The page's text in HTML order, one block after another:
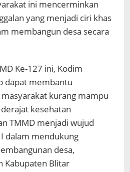
ini mencerminkan
yang menjadi ciri khas
membangun desa secara
Ke-127 ini, Kodim
dapat membantu
kurang mampu
kesehatan
TMMD menjadi wujud
dalam mendukung
desa,
Kabupaten Blitar